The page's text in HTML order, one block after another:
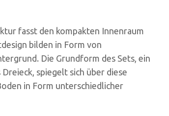
fasst den kompakten Innenraum
bilden in Form von
Die Grundform des Sets, ein
spiegelt sich über diese
in Form unterschiedlicher